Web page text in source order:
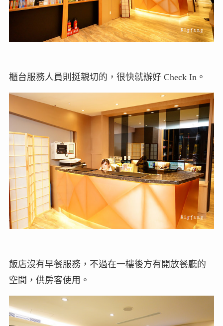
櫃台服務人員則挺親切的，很快就辦好 Check In。
飯店沒有早餐服務，不過在一樓後方有開放餐廳的
空間，供房客使用。